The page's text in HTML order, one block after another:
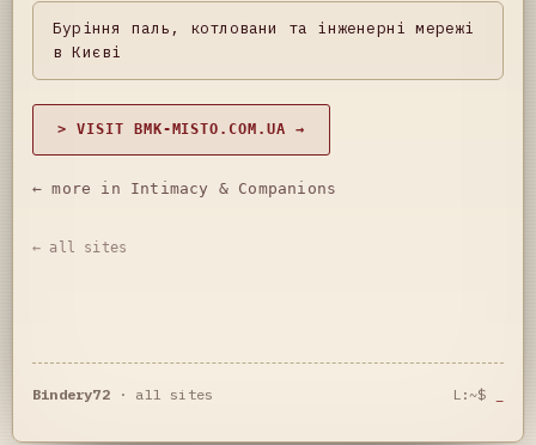
Буріння паль, котловани та інженерні мережі
в Києві
> VISIT BMK-MISTO.COM.UA →
← more in Intimacy & Companions
← all sites
Bindery72· all sites L:~$